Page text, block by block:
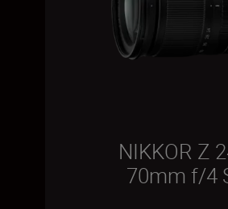
NIKKOR Z
70mm f/4